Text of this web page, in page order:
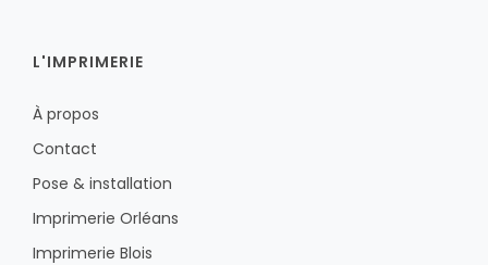
L'IMPRIMERIE
À propos
Contact
Pose & installation
Imprimerie Orléans
Imprimerie Blois